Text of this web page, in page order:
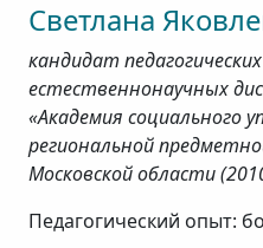
Светлана
кандидат
естественнонаучных
«Академия социального
региональной
Московской области
Педагогический опыт: